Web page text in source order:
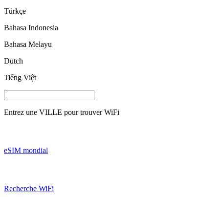
Türkçe
Bahasa Indonesia
Bahasa Melayu
Dutch
Tiếng Việt
Entrez une VILLE pour trouver WiFi
eSIM mondial
Recherche WiFi